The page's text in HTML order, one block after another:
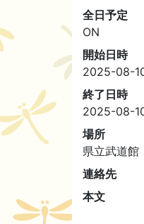
全日予定
ON
開始日時
2025-08-
終了日時
2025-08-
場所
県立武道館
連絡先
本文